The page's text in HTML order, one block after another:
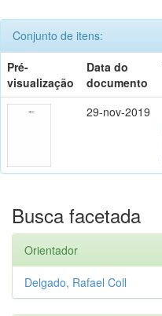
Conjunto de itens:
Pré-
visualização
Data do
documento
29-nov-2019
Busca facetada
Orientador
Delgado, Rafael Coll